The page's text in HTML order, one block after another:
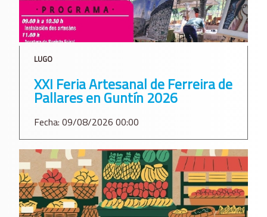
LUGO
XXI Feria Artesanal de Ferreira de
Pallares en Guntín 2026
Fecha: 09/08/2026 00:00